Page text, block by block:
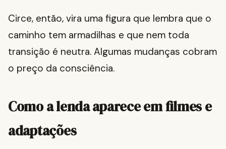
Circe, então, vira uma figura que lembra que o
caminho tem armadilhas e que nem toda
transição é neutra. Algumas mudanças cobram
o preço da consciência.
Como a lenda aparece em filmes e
adaptações